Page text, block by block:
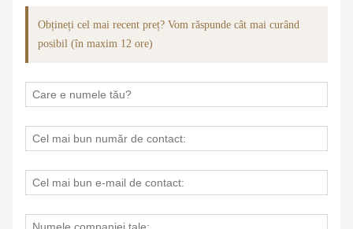
Obțineți cel mai recent preț? Vom răspunde cât mai curând
posibil (în maxim 12 ore)